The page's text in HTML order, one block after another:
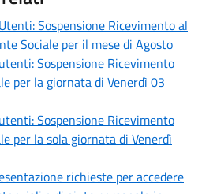
Sospensione Ricevimento al
Sociale per il mese di Agosto
Sospensione Ricevimento
per la giornata di Venerdì 03
Sospensione Ricevimento
per la sola giornata di Venerdì
richieste per accedere